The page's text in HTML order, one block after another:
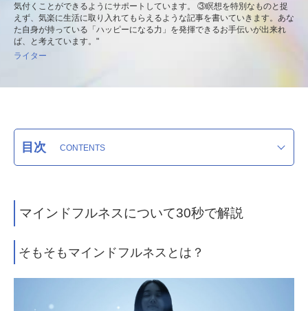
気付くことができるようにサポートしています。 ③瞑想を特別なものと捉
えず、気楽に生活に取り入れてもらえるような記事を書いていきます。あな
た自身が持っている「ハッピーになる力」を発揮できるお手伝いが出来れ
ば、と考えています。"
ライター
目次
マインドフルネスについて30秒で解説
そもそもマインドフルネスとは？